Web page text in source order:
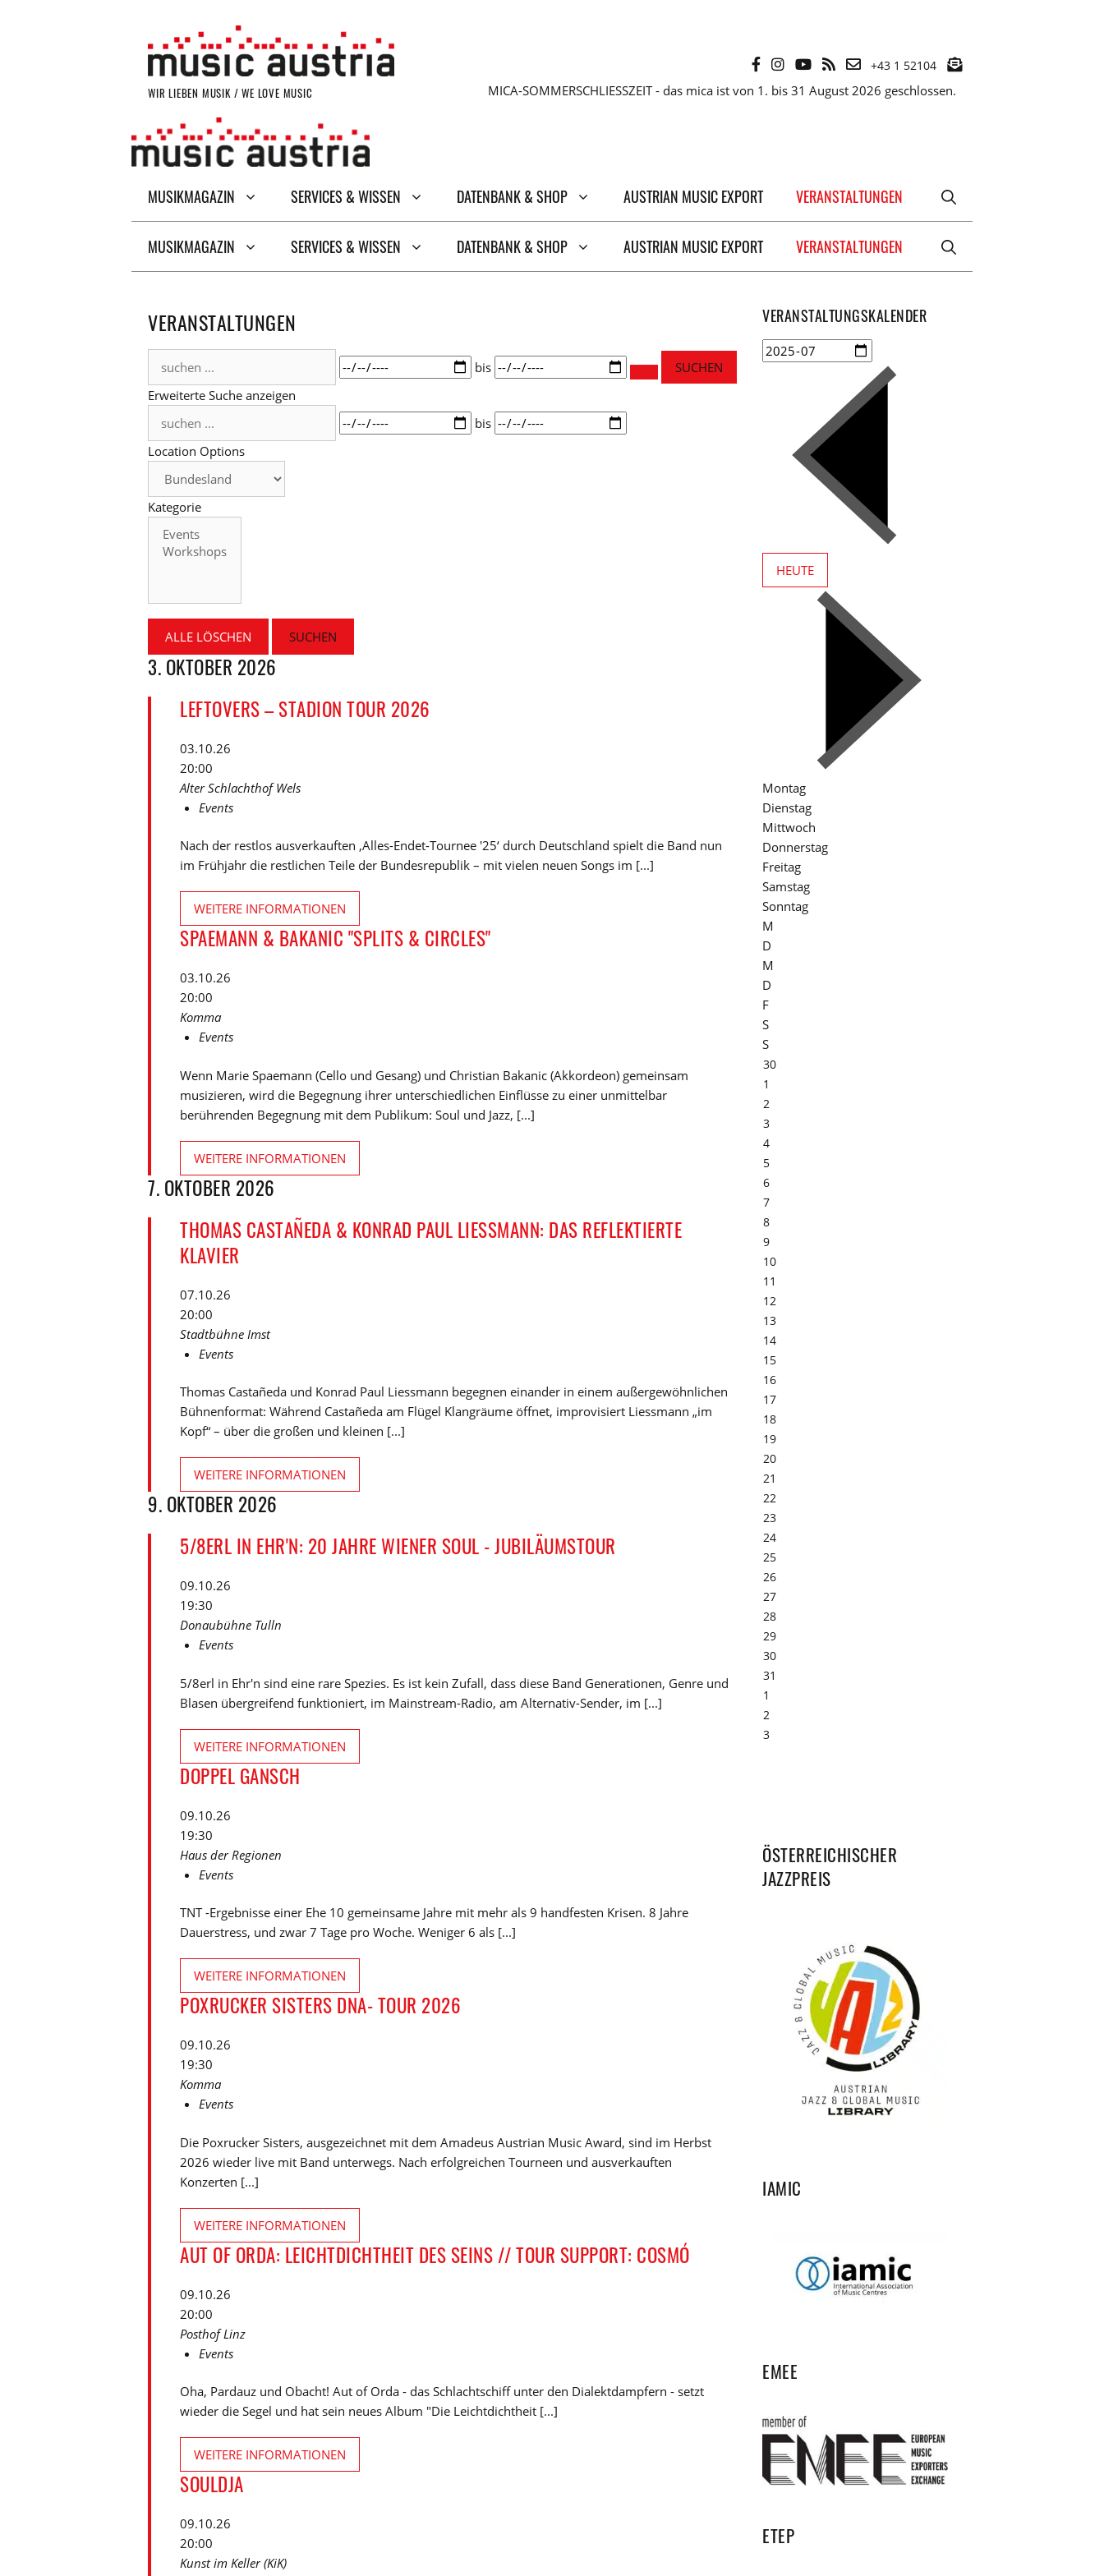
+43 1 52104
WIR LIEBEN MUSIK / WE LOVE MUSIC MICA-SOMMERSCHLIESSZEIT - das mica ist von 1. bis 31 August 2026 geschlossen.
MUSIKMAGAZIN SERVICES & WISSEN DATENBANK & SHOP AUSTRIAN MUSIC EXPORT VERANSTALTUNGEN
MUSIKMAGAZIN SERVICES & WISSEN DATENBANK & SHOP AUSTRIAN MUSIC EXPORT VERANSTALTUNGEN
VERANSTALTUNGEN
Datum
bis
SUCHEN
Erweiterte Suche anzeigen
Datum
bis
Location Options
Kategorie
ALLE LÖSCHEN SUCHEN
3. OKTOBER 2026
LEFTOVERS – STADION TOUR 2026
03.10.26
20:00
Alter Schlachthof Wels
Events
Nach der restlos ausverkauften ‚Alles-Endet-Tournee '25‘ durch Deutschland spielt die Band nun
im Frühjahr die restlichen Teile der Bundesrepublik – mit vielen neuen Songs im [...]
WEITERE INFORMATIONEN
SPAEMANN & BAKANIC "SPLITS & CIRCLES"
03.10.26
20:00
Komma
Events
Wenn Marie Spaemann (Cello und Gesang) und Christian Bakanic (Akkordeon) gemeinsam
musizieren, wird die Begegnung ihrer unterschiedlichen Einflüsse zu einer unmittelbar
berührenden Begegnung mit dem Publikum: Soul und Jazz, [...]
WEITERE INFORMATIONEN
7. OKTOBER 2026
THOMAS CASTAÑEDA & KONRAD PAUL LIESSMANN: DAS REFLEKTIERTE
KLAVIER
07.10.26
20:00
Stadtbühne Imst
Events
Thomas Castañeda und Konrad Paul Liessmann begegnen einander in einem außergewöhnlichen
Bühnenformat: Während Castañeda am Flügel Klangräume öffnet, improvisiert Liessmann „im
Kopf“ – über die großen und kleinen [...]
WEITERE INFORMATIONEN
9. OKTOBER 2026
5/8ERL IN EHR'N: 20 JAHRE WIENER SOUL - JUBILÄUMSTOUR
09.10.26
19:30
Donaubühne Tulln
Events
5/8erl in Ehr'n sind eine rare Spezies. Es ist kein Zufall, dass diese Band Generationen, Genre und
Blasen übergreifend funktioniert, im Mainstream-Radio, am Alternativ-Sender, im [...]
WEITERE INFORMATIONEN
DOPPEL GANSCH
09.10.26
19:30
Haus der Regionen
Events
TNT -Ergebnisse einer Ehe 10 gemeinsame Jahre mit mehr als 9 handfesten Krisen. 8 Jahre
Dauerstress, und zwar 7 Tage pro Woche. Weniger 6 als [...]
WEITERE INFORMATIONEN
POXRUCKER SISTERS DNA- TOUR 2026
09.10.26
19:30
Komma
Events
Die Poxrucker Sisters, ausgezeichnet mit dem Amadeus Austrian Music Award, sind im Herbst
2026 wieder live mit Band unterwegs. Nach erfolgreichen Tourneen und ausverkauften
Konzerten [...]
WEITERE INFORMATIONEN
AUT OF ORDA: LEICHTDICHTHEIT DES SEINS // TOUR SUPPORT: COSMÓ
09.10.26
20:00
Posthof Linz
Events
Oha, Pardauz und Obacht! Aut of Orda - das Schlachtschiff unter den Dialektdampfern - setzt
wieder die Segel und hat sein neues Album "Die Leichtdichtheit [...]
WEITERE INFORMATIONEN
SOULDJA
09.10.26
20:00
Kunst im Keller (KiK)
VERANSTALTUNGSKALENDER
HEUTE
Montag
Dienstag
Mittwoch
Donnerstag
Freitag
Samstag
Sonntag
M
D
M
D
F
S
S
30
1
2
3
4
5
6
7
8
9
10
11
12
13
14
15
16
17
18
19
20
21
22
23
24
25
26
27
28
29
30
31
1
2
3
ÖSTERREICHISCHER
JAZZPREIS
IAMIC
EMEE
ETEP